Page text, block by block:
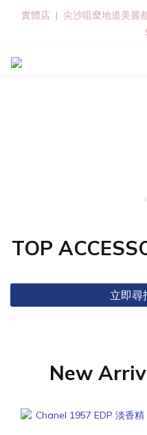
實體店  |  尖沙咀麼地道美麗
TOP
立即尋
New